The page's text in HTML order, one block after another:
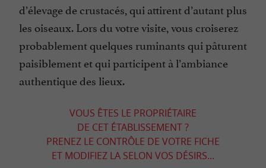
d’élevage de crustacés, qui attirent d’autant plus
les oiseaux. Lors du votre visite, vous croiserez
probablement quelques ruminants qui pâturent
paisiblement et qui participent à l’ambiance
authentique des lieux.
VOUS ÊTES LE PROPRIÉTAIRE
DE CET ÉTABLISSEMENT ?
PRENEZ LE CONTRÔLE DE VOTRE FICHE
ET MODIFIEZ LA SELON VOS DÉSIRS...